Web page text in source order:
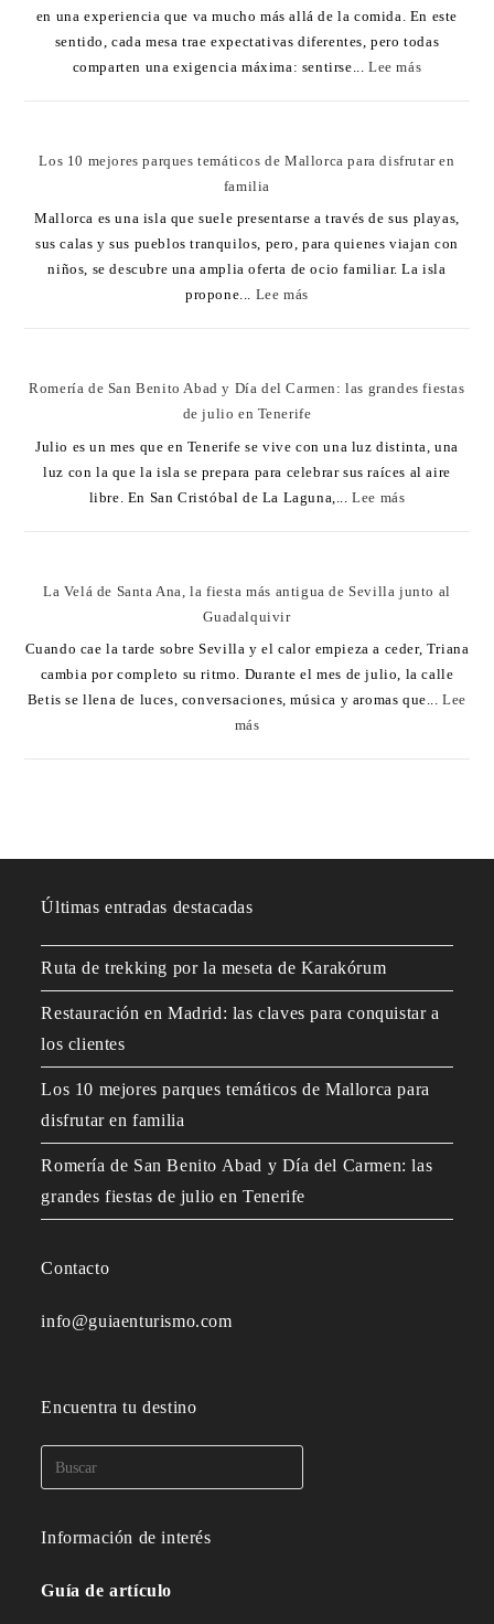
en una experiencia que va mucho más allá de la comida. En este
sentido, cada mesa trae expectativas diferentes, pero todas
comparten una exigencia máxima: sentirse...Lee más
Los 10 mejores parques temáticos de Mallorca para disfrutar en
familia
Mallorca es una isla que suele presentarse a través de sus playas,
sus calas y sus pueblos tranquilos, pero, para quienes viajan con
niños, se descubre una amplia oferta de ocio familiar. La isla
propone... Lee más
Romería de San Benito Abad y Día del Carmen: las grandes fiestas
de julio en Tenerife
Julio es un mes que en Tenerife se vive con una luz distinta, una
luz con la que la isla se prepara para celebrar sus raíces al aire
libre. En San Cristóbal de La Laguna,...Lee más
La Velá de Santa Ana, la fiesta más antigua de Sevilla junto al
Guadalquivir
Cuando cae la tarde sobre Sevilla y el calor empieza a ceder, Triana
cambia por completo su ritmo. Durante el mes de julio, la calle
Betis se llena de luces, conversaciones, música y aromas que...Lee
más
Últimas entradas destacadas
Ruta de trekking por la meseta de Karakórum
Restauración en Madrid: las claves para conquistar a
los clientes
Los 10 mejores parques temáticos de Mallorca para
disfrutar en familia
Romería de San Benito Abad y Día del Carmen: las
grandes fiestas de julio en Tenerife
Contacto
info@guiaenturismo.com
Encuentra tu destino
Información de interés
Guía de artículo